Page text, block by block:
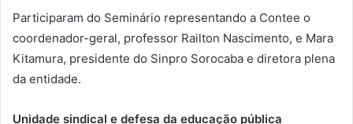
Participaram do Seminário representando a Contee o
coordenador-geral, professor Railton Nascimento, e Mara
Kitamura, presidente do Sinpro Sorocaba e diretora plena
da entidade.
Unidade sindical e defesa da educação pública